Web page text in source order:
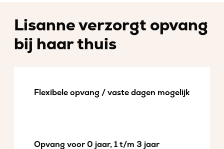
Lisanne verzorgt opvang
bij haar thuis
Flexibele opvang / vaste dagen mogelijk
Opvang voor 0 jaar, 1 t/m 3 jaar